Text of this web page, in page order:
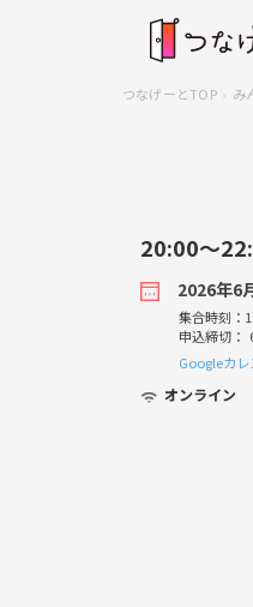
つなげーとTOP み
20:00〜
2026年6
集合時刻：
申込締切：
Googleカレ
オンライン